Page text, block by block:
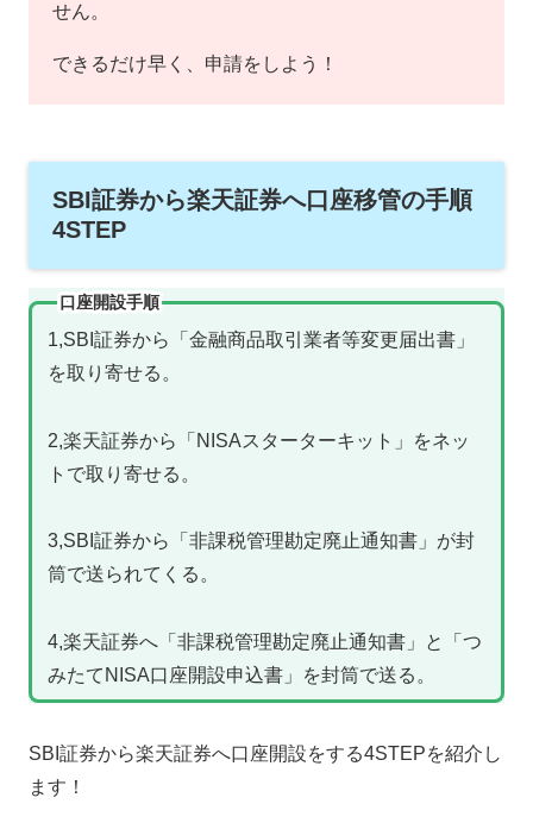
せん。
できるだけ早く、申請をしよう！
SBI証券から楽天証券へ口座移管の手順
4STEP
口座開設手順
1,SBI証券から「金融商品取引業者等変更届出書」
を取り寄せる。
2,楽天証券から「NISAスターターキット」をネッ
トで取り寄せる。
3,SBI証券から「非課税管理勘定廃止通知書」が封
筒で送られてくる。
4,楽天証券へ「非課税管理勘定廃止通知書」と「つ
みたてNISA口座開設申込書」を封筒で送る。
SBI証券から楽天証券へ口座開設をする4STEPを紹介し
ます！